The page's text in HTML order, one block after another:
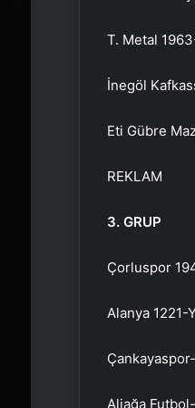
T. Metal
İnegöl
Eti Gübre
REKLAM
3. GRUP
Çorluspor
Alanya 1221-
Aliağa